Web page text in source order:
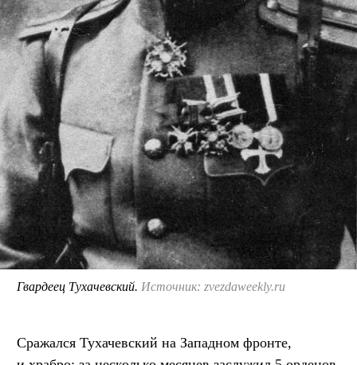
Гвардеец Тухачевский. Источник: zvezdaweekly.ru
Сражался Тухачевский на Западном фронте,